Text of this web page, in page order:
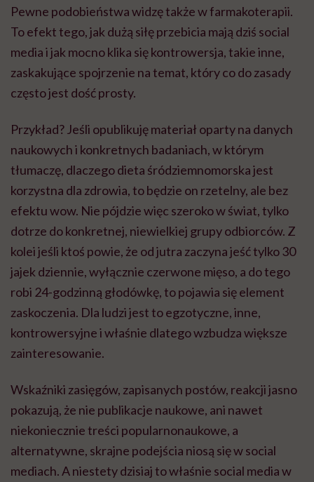
Pewne podobieństwa widzę także w farmakoterapii.
To efekt tego, jak dużą siłę przebicia mają dziś social
media i jak mocno klika się kontrowersja, takie inne,
zaskakujące spojrzenie na temat, który co do zasady
często jest dość prosty.
Przykład? Jeśli opublikuję materiał oparty na danych
naukowych i konkretnych badaniach, w którym
tłumaczę, dlaczego dieta śródziemnomorska jest
korzystna dla zdrowia, to będzie on rzetelny, ale bez
efektu wow. Nie pójdzie więc szeroko w świat, tylko
dotrze do konkretnej, niewielkiej grupy odbiorców. Z
kolei jeśli ktoś powie, że od jutra zaczyna jeść tylko 30
jajek dziennie, wyłącznie czerwone mięso, a do tego
robi 24-godzinną głodówkę, to pojawia się element
zaskoczenia. Dla ludzi jest to egzotyczne, inne,
kontrowersyjne i właśnie dlatego wzbudza większe
zainteresowanie.
Wskaźniki zasięgów, zapisanych postów, reakcji jasno
pokazują, że nie publikacje naukowe, ani nawet
niekoniecznie treści popularnonaukowe, a
alternatywne, skrajne podejścia niosą się w social
mediach. A niestety dzisiaj to właśnie social media w